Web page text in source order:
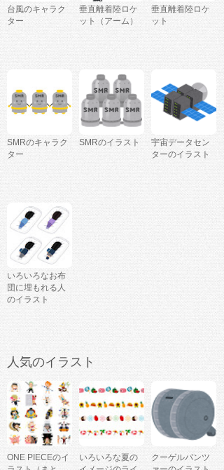
台風のキャラク
ター
垂直離着陸ロケ
ット（アーム）
垂直離着陸ロケ
ット
SMRのキャラク
ター
SMRのイラスト
宇宙データセン
ターのイラスト
いろいろなお布
団に埋もれる人
のイラスト
人気のイラスト
ONE PIECEのイ
いろいろな夏の
クーゲルパンツ